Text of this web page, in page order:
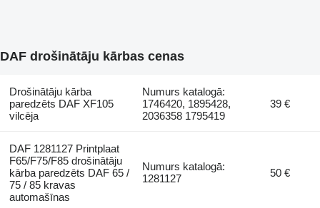
DAF drošinātāju kārbas cenas
Drošinātāju kārba
paredzēts DAF XF105
vilcēja
Numurs katalogā:
1746420, 1895428,
2036358 1795419
39 €
DAF 1281127 Printplaat
F65/F75/F85 drošinātāju
kārba paredzēts DAF 65 /
75 / 85 kravas
automašīnas
Numurs katalogā:
1281127
50 €